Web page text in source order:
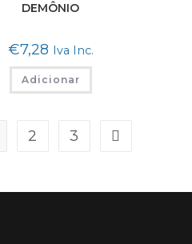
DEMÔNIO
€7,28 Iva Inc.
Adicionar
2 3